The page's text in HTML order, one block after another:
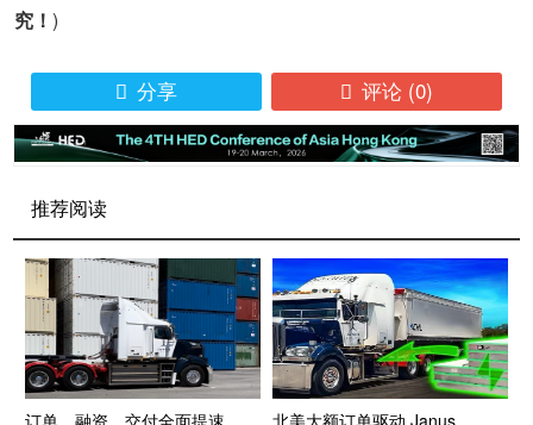
究！)
 分享  评论 (0)
推荐阅读